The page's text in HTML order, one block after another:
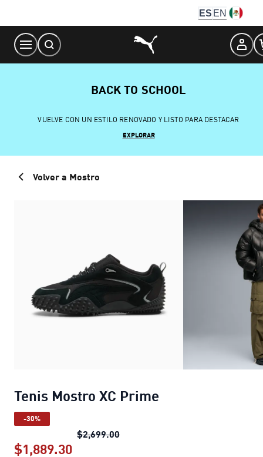
Content
ES EN
BACK TO SCHOOL
VUELVE CON UN ESTILO RENOVADO Y LISTO PARA DESTACAR
EXPLORAR
Volver a Mostro
Tenis Mostro XC Prime
-30%
$2,699.00Tenis Mostro XC Prime
$1,889.30